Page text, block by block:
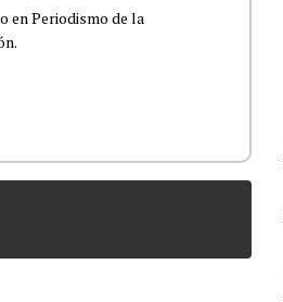
en Periodismo de la